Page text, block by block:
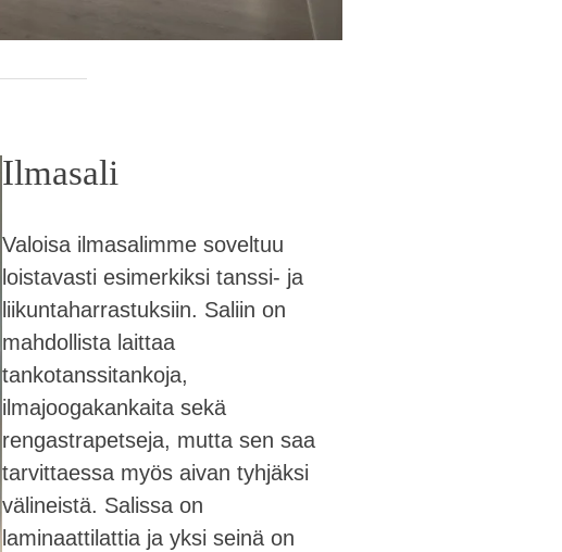
Ilmasali
Valoisa ilmasalimme soveltuu
loistavasti esimerkiksi tanssi- ja
liikuntaharrastuksiin. Saliin on
mahdollista laittaa
tankotanssitankoja,
ilmajoogakankaita sekä
rengastrapetseja, mutta sen saa
tarvittaessa myös aivan tyhjäksi
välineistä. Salissa on
laminaattilattia ja yksi seinä on